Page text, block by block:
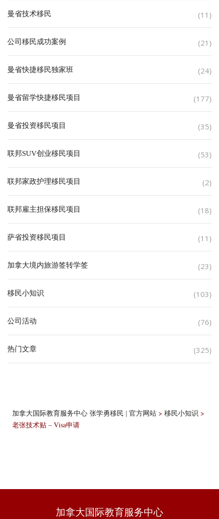
曼省技术移民 (11)
公司移民成功案例 (21)
曼省快捷移民独家班 (24)
曼省留学快捷移民项目 (177)
曼省投资移民项目 (35)
联邦SUV创业移民项目 (53)
联邦家政护理移民项目 (2)
联邦雇主担保移民项目 (18)
萨省投资移民项目 (11)
加拿大境内旅游签转学签 (23)
移民小知识 (103)
公司活动 (76)
热门文章 (325)
加拿大国际教育服务中心 张学勇移民 | 官方网站 > 移民小知识 >
老张技术贴 – Visa申请
加拿大国际教育服务中心